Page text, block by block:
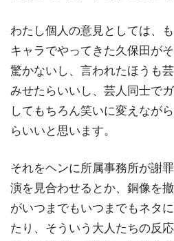
わたし個人の意見としては、
キャラでやってきた久保田が
驚かないし、言われたほうも
みせたらいいし、芸人同士で
してもちろん笑いに変えなが
らいいと思います。
それをヘンに所属事務所が謝
演を見合わせるとか、銅像を
がいつまでもいつまでもネタ
たり、そういう大人たちの反